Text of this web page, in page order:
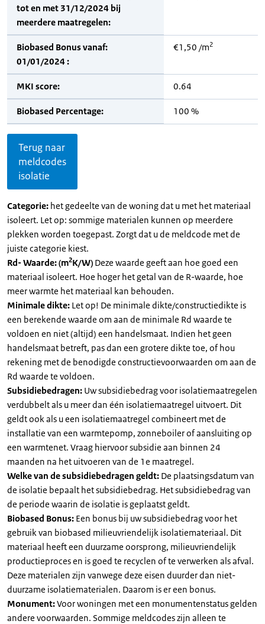
tot en met 31/12/2024 bij
meerdere maatregelen:
Biobased Bonus vanaf:
01/01/2024 :
€1,50 /m2
MKI score: 0.64
Biobased Percentage: 100 %
Terug naar
meldcodes
isolatie
Categorie: het gedeelte van de woning dat u met het materiaal
isoleert. Let op: sommige materialen kunnen op meerdere
plekken worden toegepast. Zorgt dat u de meldcode met de
juiste categorie kiest.
Rd- Waarde: (m2K/W) Deze waarde geeft aan hoe goed een
materiaal isoleert. Hoe hoger het getal van de R-waarde, hoe
meer warmte het materiaal kan behouden.
Minimale dikte: Let op! De minimale dikte/constructiedikte is
een berekende waarde om aan de minimale Rd waarde te
voldoen en niet (altijd) een handelsmaat. Indien het geen
handelsmaat betreft, pas dan een grotere dikte toe, of hou
rekening met de benodigde constructievoorwaarden om aan de
Rd waarde te voldoen.
Subsidiebedragen: Uw subsidiebedrag voor isolatiemaatregelen
verdubbelt als u meer dan één isolatiemaatregel uitvoert. Dit
geldt ook als u een isolatiemaatregel combineert met de
installatie van een warmtepomp, zonneboiler of aansluiting op
een warmtenet. Vraag hiervoor subsidie aan binnen 24
maanden na het uitvoeren van de 1e maatregel.
Welke van de subsidiebedragen geldt: De plaatsingsdatum van
de isolatie bepaalt het subsidiebedrag. Het subsidiebedrag van
de periode waarin de isolatie is geplaatst geldt.
Biobased Bonus: Een bonus bij uw subsidiebedrag voor het
gebruik van biobased milieuvriendelijk isolatiemateriaal. Dit
materiaal heeft een duurzame oorsprong, milieuvriendelijk
productieproces en is goed te recyclen of te verwerken als afval.
Deze materialen zijn vanwege deze eisen duurder dan niet-
duurzame isolatiematerialen. Daarom is er een bonus.
Monument:Voor woningen met een monumentenstatus gelden
andere voorwaarden. Sommige meldcodes zijn alleen te